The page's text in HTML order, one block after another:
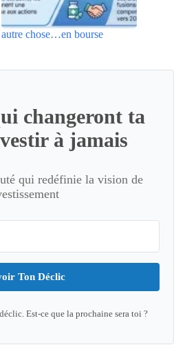
chose…en bourse
changeront ta
à jamais
qui redéfinie la vision de
Ton Déclic
Est-ce que la prochaine sera toi ?